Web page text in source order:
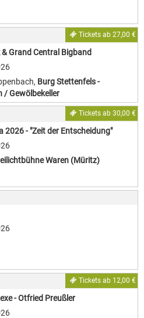
Tickets ab 27,00 €
Grand Central Bigband
, Burg Stettenfels -
/ Gewölbekeller
Tickets ab 30,00 €
2026 - "Zeit der Entscheidung"
Waren (Müritz)
Tickets ab 12,00 €
- Otfried Preußler